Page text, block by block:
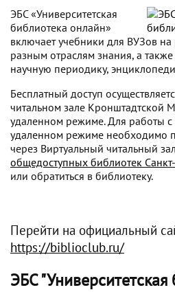
ЭБС «Университетская
библиотека онлайн»
включает учебники для ВУЗов
разным отраслям знания, а
научную периодику,
Бесплатный доступ
читальном зале Кронштадтской
удаленном режиме. Для работы
удаленном режиме необходимо
через Виртуальный читальный
общедоступных библиотек
или обратиться в библиотеку.
Перейти на официальный
https://biblioclub.ru/
ЭБС "Университетская